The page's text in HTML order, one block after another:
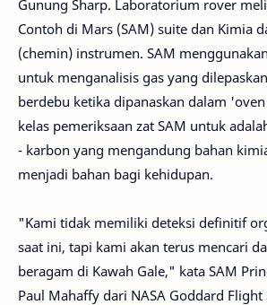
Gunung Sharp. Laboratorium rover
Contoh di Mars (SAM) suite dan Kimia
(chemin) instrumen. SAM
untuk menganalisis gas yang
berdebu ketika dipanaskan dalam
kelas pemeriksaan zat SAM untuk
- karbon yang mengandung bahan
menjadi bahan bagi kehidupan.
"Kami tidak memiliki deteksi definitif
saat ini, tapi kami akan terus mencari
beragam di Kawah Gale," kata SAM
Paul Mahaffy dari NASA Goddard Flight